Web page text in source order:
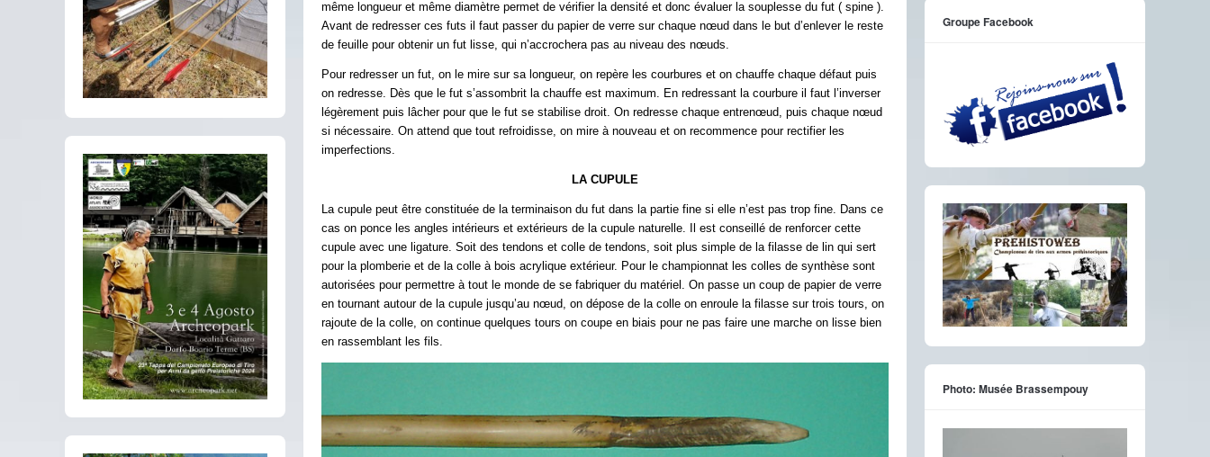
même longueur et même diamètre permet de vérifier la densité et donc évaluer la souplesse du fut ( spine ).
Avant de redresser ces futs il faut passer du papier de verre sur chaque nœud dans le but d’enlever le reste
de feuille pour obtenir un fut lisse, qui n’accrochera pas au niveau des nœuds.
Pour redresser un fut, on le mire sur sa longueur, on repère les courbures et on chauffe chaque défaut puis
on redresse. Dès que le fut s’assombrit la chauffe est maximum. En redressant la courbure il faut l’inverser
légèrement puis lâcher pour que le fut se stabilise droit. On redresse chaque entrenœud, puis chaque nœud
si nécessaire. On attend que tout refroidisse, on mire à nouveau et on recommence pour rectifier les
imperfections.
LA CUPULE
La cupule peut être constituée de la terminaison du fut dans la partie fine si elle n’est pas trop fine. Dans ce
cas on ponce les angles intérieurs et extérieurs de la cupule naturelle. Il est conseillé de renforcer cette
cupule avec une ligature. Soit des tendons et colle de tendons, soit plus simple de la filasse de lin qui sert
pour la plomberie et de la colle à bois acrylique extérieur. Pour le championnat les colles de synthèse sont
autorisées pour permettre à tout le monde de se fabriquer du matériel. On passe un coup de papier de verre
en tournant autour de la cupule jusqu’au nœud, on dépose de la colle on enroule la filasse sur trois tours, on
rajoute de la colle, on continue quelques tours on coupe en biais pour ne pas faire une marche on lisse bien
en rassemblant les fils.
Groupe Facebook
Photo: Musée Brassempouy